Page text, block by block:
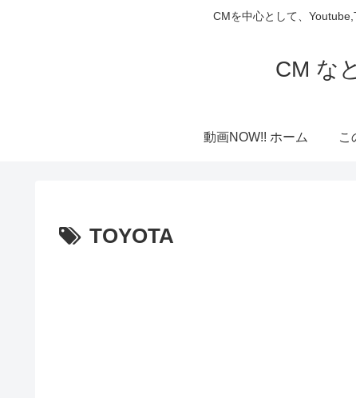
CMを中心として、
CM な
動画NOW!! ホーム こ
TOYOTA